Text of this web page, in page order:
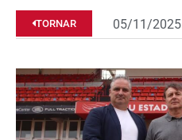
TORNAR 05/11/2025